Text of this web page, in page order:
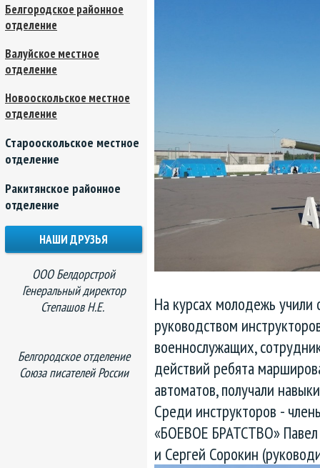
На курсах молодежь учили
руководством
военнослужащих,
действий ребята
автоматов, получали
Среди инструкторов -
«БОЕВОЕ БРАТСТВО» Павел
и Сергей Сорокин
Белгородское районное
отделение
Валуйское местное
отделение
Новооскольское местное
отделение
Старооскольское местное
отделение
Ракитянское районное
отделение
НАШИ ДРУЗЬЯ
ООО Белдорстрой
Генеральный директор
Степашов Н.Е.
Белгородское отделение
Союза писателей России